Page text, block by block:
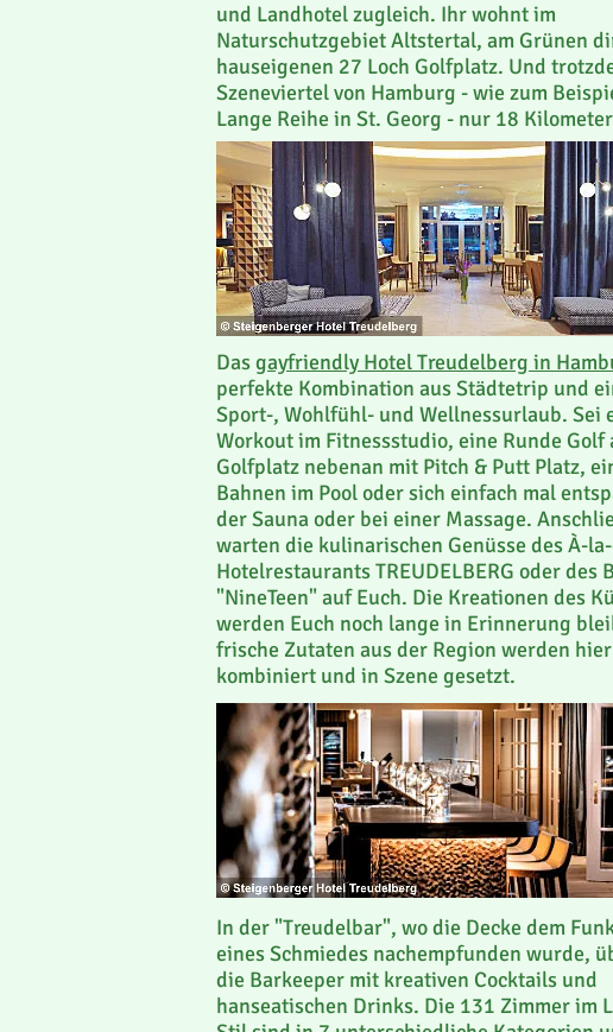
Dasgayfriendly Hotel Treudelberg in
perfekte Kombination aus Städtetrip und
Sport-, Wohlfühl- und Wellnessurlaub. Sei
Workout im Fitnessstudio, eine Runde Golf
Golfplatz nebenan mit Pitch & Putt Platz,
Bahnen im Pool oder sich einfach mal
der Sauna oder bei einer Massage.
warten die kulinarischen Genüsse des À-
Hotelrestaurants TREUDELBERG oder des
"NineTeen" auf Euch. Die Kreationen des
werden Euch noch lange in Erinnerung
frische Zutaten aus der Region werden
kombiniert und in Szene gesetzt.
und Landhotel zugleich. Ihr wohnt im
Naturschutzgebiet Altstertal, am Grünen
hauseigenen 27 Loch Golfplatz. Und
Szeneviertel von Hamburg - wie zum
Lange Reihe in St. Georg - nur 18
In der "Treudelbar", wo die Decke dem
eines Schmiedes nachempfunden wurde,
die Barkeeper mit kreativen Cocktails und
hanseatischen Drinks. Die 131 Zimmer im